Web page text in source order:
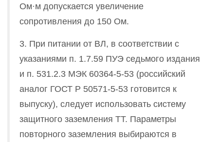
Ом·м допускается увеличение
сопротивления до 150 Ом.
3. При питании от ВЛ, в соответствии с
указаниями п. 1.7.59 ПУЭ седьмого издания
и п. 531.2.3 МЭК 60364-5-53 (российский
аналог ГОСТ Р 50571-5-53 готовится к
выпуску), следует использовать систему
защитного заземления ТТ. Параметры
повторного заземления выбираются в